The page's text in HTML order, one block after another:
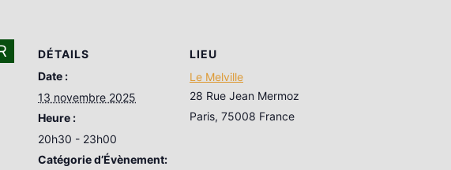
DÉTAILS
Date :
13 novembre 2025
Heure :
20h30 - 23h00
Catégorie d’Évènement:
LIEU
Le Melville
28 Rue Jean Mermoz
Paris, 75008 France